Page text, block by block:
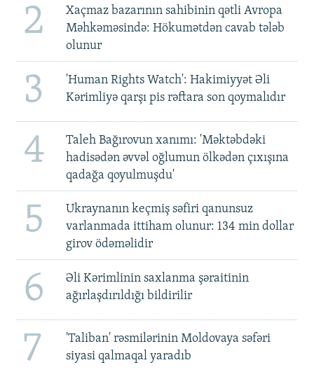
2
Xaçmaz bazarının sahibinin qətli Avropa
Məhkəməsində: Hökumətdən cavab tələb
olunur
3
'Human Rights Watch': Hakimiyyət Əli
Kərimliyə qarşı pis rəftara son qoymalıdır
4
Taleh Bağırovun xanımı: 'Məktəbdəki
hadisədən əvvəl oğlumun ölkədən çıxışına
qadağa qoyulmuşdu'
5
Ukraynanın keçmiş səfiri qanunsuz
varlanmada ittiham olunur: 134 min dollar
girov ödəməlidir
6
Əli Kərimlinin saxlanma şəraitinin
ağırlaşdırıldığı bildirilir
7
'Taliban' rəsmilərinin Moldovaya səfəri
siyasi qalmaqal yaradıb